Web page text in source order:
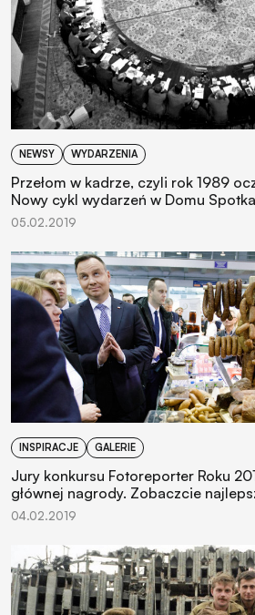
NEWSY WYDARZENIA
Przełom w kadrze, czyli rok 1989
Nowy cykl wydarzeń w Domu
05.02.2019
INSPIRACJE GALERIE
Jury konkursu Fotoreporter Roku
głównej nagrody. Zobaczcie
04.02.2019